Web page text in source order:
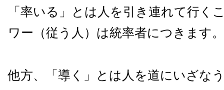
「率いる」とは人を引き連れて行く
ワー（従う人）は統率者につきます。
他方、「導く」とは人を道にいざな